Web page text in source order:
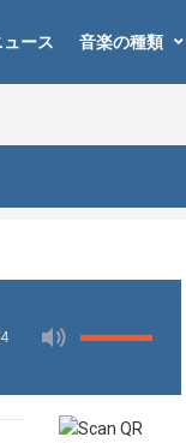
ュース 音楽の種類